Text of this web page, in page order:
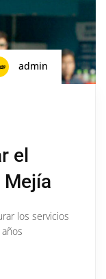
admin
el
los servicios